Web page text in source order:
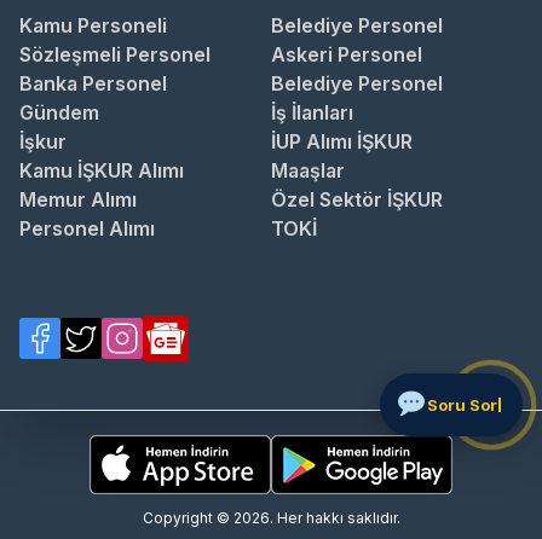
Kamu Personeli
Belediye Personel
Sözleşmeli Personel
Askeri Personel
Banka Personel
Belediye Personel
Gündem
İş İlanları
İşkur
İUP Alımı İŞKUR
Kamu İŞKUR Alımı
Maaşlar
Memur Alımı
Özel Sektör İŞKUR
Personel Alımı
TOKİ
Copyright © 2026. Her hakkı saklıdır.
S